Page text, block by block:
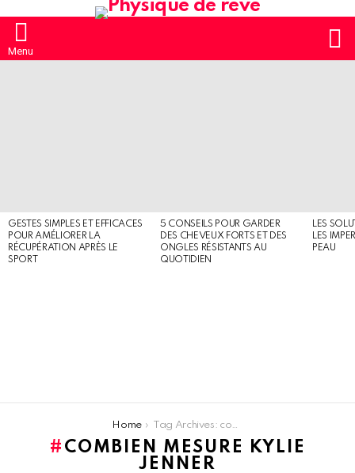
Menu
GESTES SIMPLES ET EFFICACES
POUR AMÉLIORER LA
RÉCUPÉRATION APRÈS LE
SPORT
5 CONSEILS POUR GARDER
DES CHEVEUX FORTS ET DES
ONGLES RÉSISTANTS AU
QUOTIDIEN
LES
LES
PEAU
Home Tag Archives: combien mesure kylie jenner
COMBIEN MESURE KYLIE
JENNER